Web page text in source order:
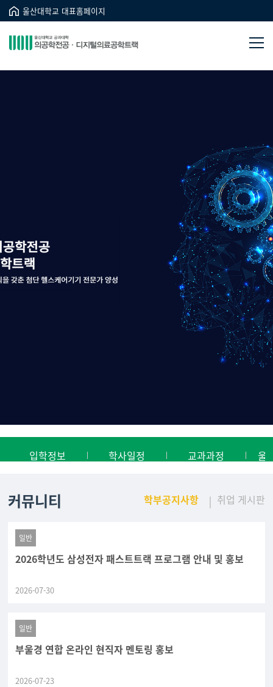
울산대학교 대표홈페이지
입학정보 학사일정 교과과정 울
커뮤니티 학부공지사항 취업 게시판
일반
2026학년도 삼성전자 패스트트랙 프로그램 안내 및 홍보
2026-07-30
일반
부울경 연합 온라인 현직자 멘토링 홍보
2026-07-23